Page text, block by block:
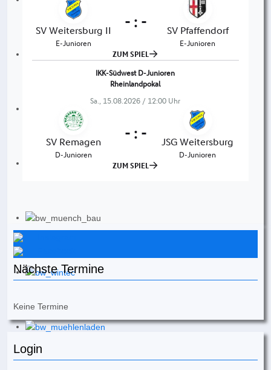
Nächste Termine
Keine Termine
Login